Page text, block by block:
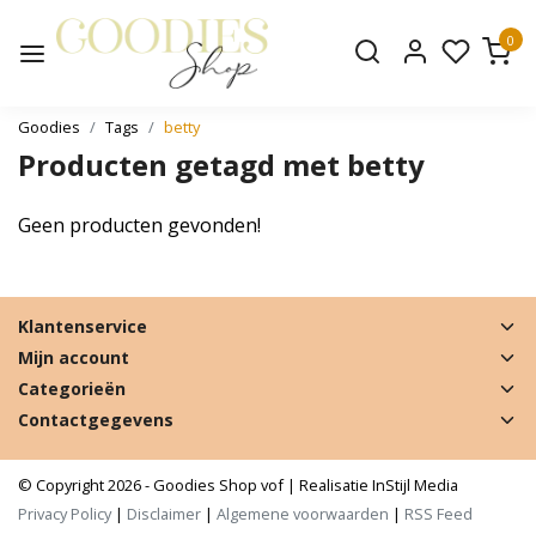
0
Goodies Tags betty
Producten getagd met betty
Geen producten gevonden!
Klantenservice
Mijn account
Categorieën
Contactgegevens
© Copyright 2026 - Goodies Shop vof | Realisatie InStijl Media
Privacy Policy| Disclaimer | Algemene voorwaarden | RSS Feed